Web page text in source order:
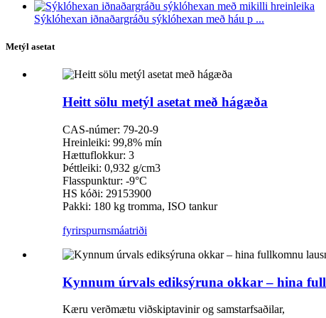
Sýklóhexan iðnaðargráðu sýklóhexan með háu p ...
Metýl asetat
Heitt sölu metýl asetat með hágæða
CAS-númer: 79-20-9
Hreinleiki: 99,8% mín
Hættuflokkur: 3
Þéttleiki: 0,932 g/cm3
Flasspunktur: -9°C
HS kóði: 29153900
Pakki: 180 kg tromma, ISO tankur
fyrirspurnsmáatriði
Kynnum úrvals ediksýruna okkar – hina
Kæru verðmætu viðskiptavinir og samstarfsaðilar,